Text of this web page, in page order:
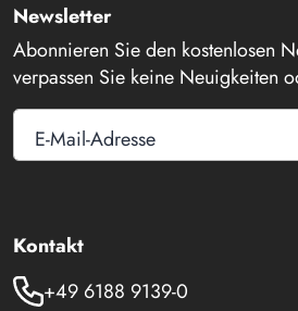
Newsletter
Abonnieren Sie den kostenlosen
verpassen Sie keine Neuigkeiten
E-Mail-Adresse
Kontakt
+49 6188 9139-0